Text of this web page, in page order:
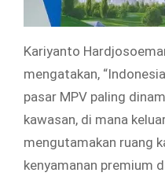
Kariyanto
mengatakan,
pasar MPV paling
kawasan, di mana
mengutamakan ruang
kenyamanan premium